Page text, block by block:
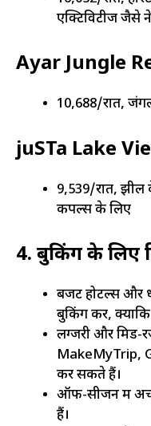
एक्टिविटीज जैसे
Ayar Jungle
₹10,688/रात,
juSTa Lake
₹9,539/रात, झील
कपल्स के लिए
4. बुकिंग के लिए
बजट होटल्स और
बुकिंग करें, क्योंकि
लग्जरी और मिड-
MakeMyTrip,
कर सकते हैं।
ऑफ-सीजन में
हैं।